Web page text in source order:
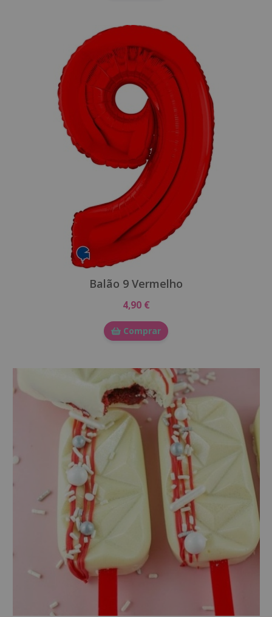
Balão 9 Vermelho
4,90 €
Comprar